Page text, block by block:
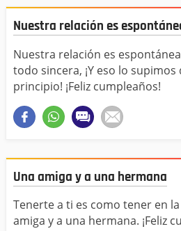
Nuestra relación es
Nuestra relación es
todo sincera, ¡Y eso lo supimos
principio! ¡Feliz cumpleaños!
Una amiga y a una hermana
Tenerte a ti es como tener en
amiga y a una hermana. ¡Feliz